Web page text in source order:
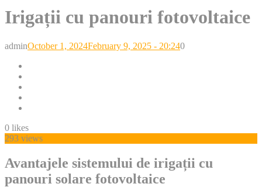
Irigații cu panouri fotovoltaice
adminPosted
October 1, 2024February 9, 2025 - 20:240
0 likes
293 views
Avantajele sistemului de irigații cu
panouri solare fotovoltaice